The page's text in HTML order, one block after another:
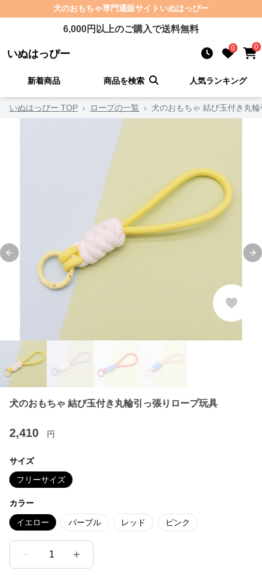
犬のおもちゃ専門通販サイト いぬはっぴー
6,000円以上のご購入で送料無料
いぬはっぴー 0 0
新着商品 商品を検索 人気ランキング
いぬはっぴー TOP › ロープの一覧 › 犬のおもちゃ 結び玉付き丸
Previous slide
犬のおもちゃ 結び玉付き丸輪引っ張りロープ玩具
2,410 円
サイズ
フリーサイズ
カラー
イエロー パープル レッド ピンク
1